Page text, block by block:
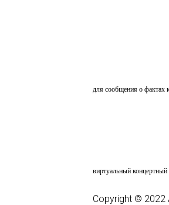
для сообщения о фактах
виртуальный концертный
Copyright © 2022